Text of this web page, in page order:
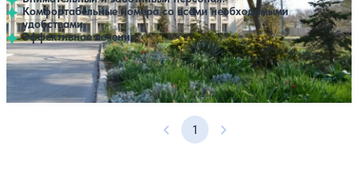
Комфортабельные номера со всеми необходимыми
удобствами.
Эффективное лечение.
Профилей лечения:4
Предыдущая страница
1 Следующая страница